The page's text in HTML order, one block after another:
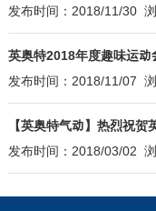
发布时间：2018/11/30
英奥特2018年度趣味运动
发布时间：2018/11/07
【英奥特气动】热烈祝
发布时间：2018/03/02